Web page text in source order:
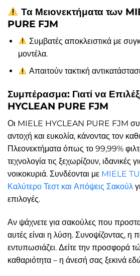
Τα Μειονεκτήματα των
PURE FJM
Συμβατές αποκλειστικά με
μοντέλα.
Απαιτούν τακτική
Συμπέρασμα: Γιατί να
HYCLEAN PURE FJM
Οι MIELE HYCLEAN PURE FJM
αντοχή και ευκολία, κάνοντας τον
Πλεονεκτήματα όπως το 99,99%
τεχνολογία τις ξεχωρίζουν, ιδανικές
νοικοκυριά. Συνδέονται με MIELE
Καλύτερο Τεστ και Απόψεις Σακούλ
επιλογές.
Αν ψάχνετε για σακούλες που
αυτές είναι η λύση. Συνοψίζοντας, η
εντυπωσιάζει. Δείτε την προσφορά
καθαριότητα – η άνεσή σας ξεκινά